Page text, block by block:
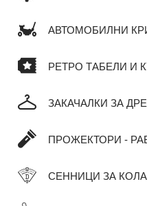
АВТОМОБИЛНИ
РЕТРО ТАБЕЛИ И
ЗАКАЧАЛКИ ЗА
ПРОЖЕКТОРИ -
СЕННИЦИ ЗА КОЛА